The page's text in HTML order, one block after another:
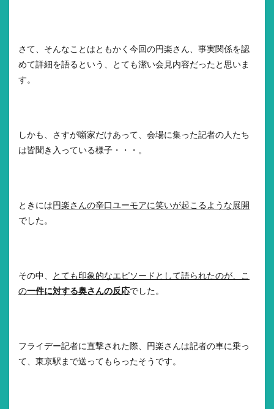
さて、そんなことはともかく今回の円楽さん、事実関係を認
めて詳細を語るという、とても潔い会見内容だったと思いま
す。
しかも、さすが噺家だけあって、会場に集った記者の人たち
は皆聞き入っている様子・・・。
ときには 円楽さんの辛口ユーモアに笑いが起こるような展開
でした。
その中、
とても印象的なエピソードとして語られたのが、こ
の一件に対する奥さんの反応でした。
フライデー記者に直撃された際、円楽さんは記者の車に乗っ
て、東京駅まで送ってもらったそうです。